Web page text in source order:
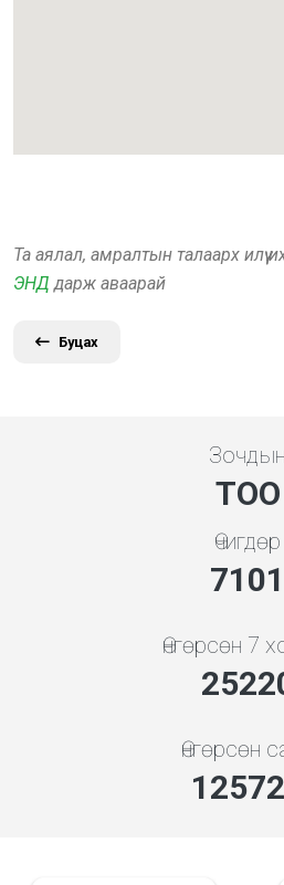
Та аялал, амралтын талаарх илүү
ЭНД дарж аваарай
Буцах
Зочдын
ТОО
Өчигдөр
7608
Өнгөрсөн 7
Өнгөрсөн